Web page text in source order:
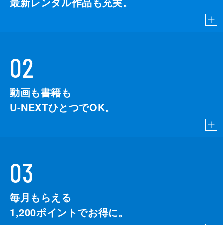
02
動画も書籍も
U-NEXTひとつでOK。
03
毎月もらえる
1,200ポイントでお得に。